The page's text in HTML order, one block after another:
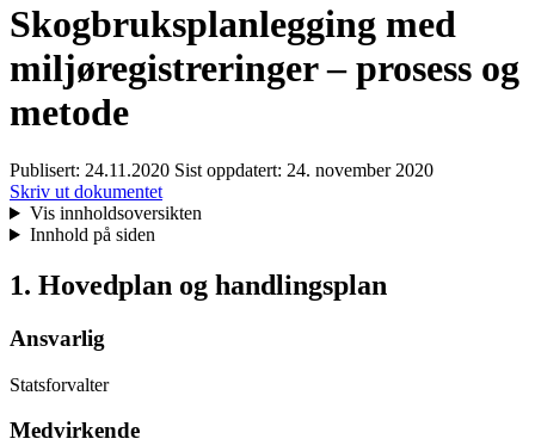
Skogbruksplanlegging med
miljøregistreringer – prosess og
metode
Publisert: 24.11.2020 Sist oppdatert: 24. november 2020
Skriv ut dokumentet
Vis innholdsoversikten
Innhold på siden
1. Hovedplan og handlingsplan
Ansvarlig
Statsforvalter
Medvirkende